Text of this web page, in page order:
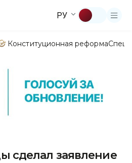
РУ
Конституционная реформа
сделал заявление